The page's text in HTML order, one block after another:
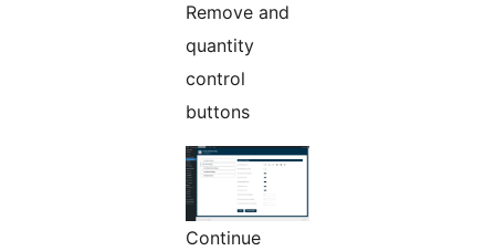
Remove and
quantity
control
buttons
Continue